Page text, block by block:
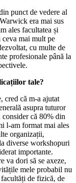
punct de vedere al
era mai sus
ales facultatea și
mai mult pe
cu multe de
profesionale până la
tale?
că m-a ajutat
asupra tuturor
consider că 80% din
l-am format mai ales
organizații,
diverse workshopuri
importante.
va dori să se axeze,
mele probabil nu
de fizică, de